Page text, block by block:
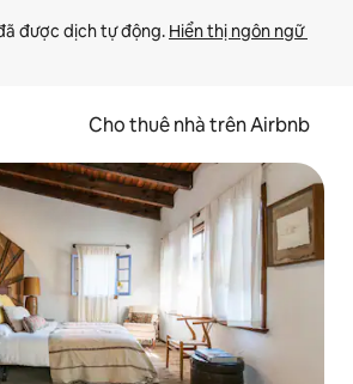
được dịch tự động. Hiển thị ngôn ngữ
Cho thuê nhà trên Airbnb